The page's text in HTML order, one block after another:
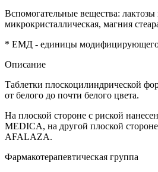
Вспомогательные вещества:
микрокристаллическая, магния
* ЕМД - единицы модифицирующего
Описание
Таблетки плоскоцилиндрической
от белого до почти белого цвета.
На плоской стороне с риской
MEDICA, на другой плоской
AFALAZA.
Фармакотерапевтическая группа